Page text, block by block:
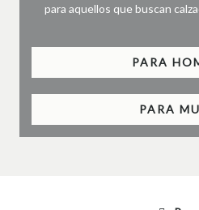
para aquellos que buscan
PARA
PARA